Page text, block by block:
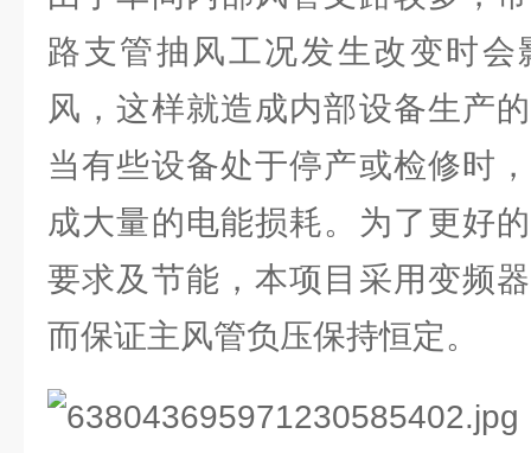
路支管抽风工况发生改变时
风，这样就造成内部设备生产
当有些设备处于停产或检修时
成大量的电能损耗。为了更好
要求及节能，本项目采用变频
而保证主风管负压保持恒定。